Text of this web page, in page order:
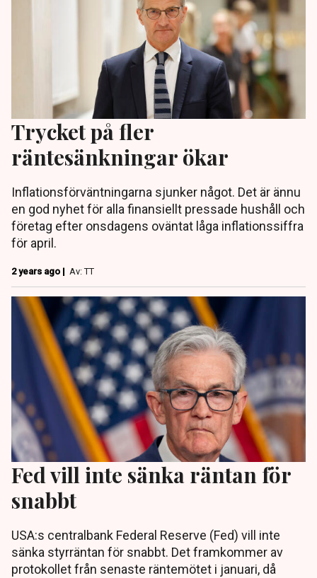
Trycket på fler
räntesänkningar ökar
Inflationsförväntningarna sjunker något. Det är ännu
en god nyhet för alla finansiellt pressade hushåll och
företag efter onsdagens oväntat låga inflationssiffra
för april.
2 years ago | Av: TT
Fed vill inte sänka räntan för
snabbt
USA:s centralbank Federal Reserve (Fed) vill inte
sänka styrräntan för snabbt. Det framkommer av
protokollet från senaste räntemötet i januari, då